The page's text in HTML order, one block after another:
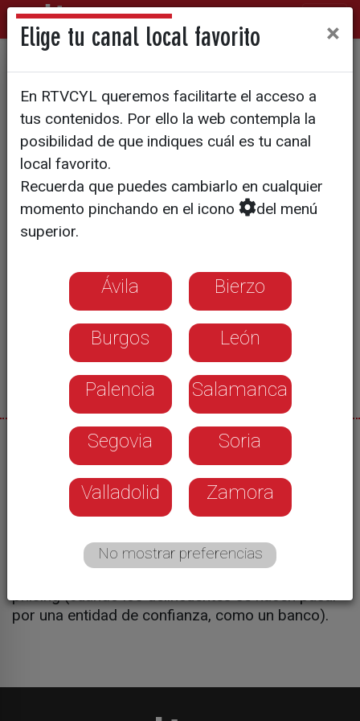
Compras fraudulentas o
phising, las alertas que más
atiende el Incibe
08/08/2026
Ojo durante este cibermonday porque casi un
diez por ciento de las consultas que ha recibido
el Incibe en lo que va de año ha sido por compras
fraudulentas en internet. Pero no es el más
habitual, el 33 por ciento de los usuarios
phising (cuando los delincuentes se hacen pasar
por una entidad de confianza, como un banco).
Elige tu canal local favorito ×
En RTVCYL queremos facilitarte el acceso a
tus contenidos. Por ello la web contempla la
posibilidad de que indiques cuál es tu canal
local favorito.
Recuerda que puedes cambiarlo en cualquier
momento pinchando en el icono
del menú
superior.
Ávila Bierzo
Burgos León
Palencia Salamanca
Segovia Soria
Valladolid Zamora
No mostrar preferencias